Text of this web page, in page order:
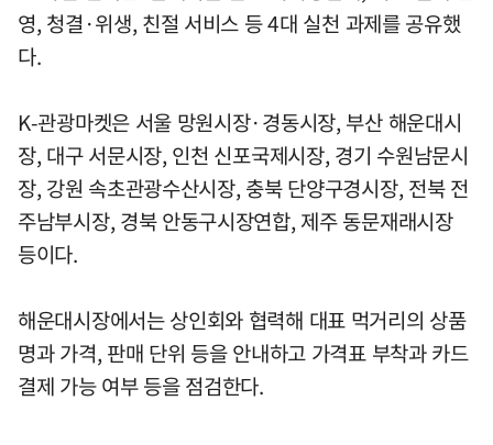
영, 청결·위생, 친절 서비스 등 4대 실천 과제를 공유했
다.
K-관광마켓은 서울 망원시장·경동시장, 부산 해운대시
장, 대구 서문시장, 인천 신포국제시장, 경기 수원남문시
장, 강원 속초관광수산시장, 충북 단양구경시장, 전북 전
주남부시장, 경북 안동구시장연합, 제주 동문재래시장
등이다.
해운대시장에서는 상인회와 협력해 대표 먹거리의 상품
명과 가격, 판매 단위 등을 안내하고 가격표 부착과 카드
결제 가능 여부 등을 점검한다.